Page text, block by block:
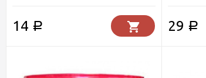
14 Р 29 Р